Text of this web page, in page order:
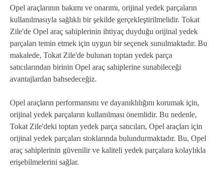
Opel araçlarının bakımı ve onarımı, orijinal yedek parçaların
kullanılmasıyla sağlıklı bir şekilde gerçekleştirilmelidir. Tokat
Zile'de Opel araç sahiplerinin ihtiyaç duyduğu orijinal yedek
parçaları temin etmek için uygun bir seçenek sunulmaktadır. Bu
makalede, Tokat Zile'de bulunan toptan yedek parça
satıcılarından birinin Opel araç sahiplerine sunabileceği
avantajlardan bahsedeceğiz.
Opel araçların performansını ve dayanıklılığını korumak için,
orijinal yedek parçaların kullanılması önemlidir. Bu nedenle,
Tokat Zile'deki toptan yedek parça satıcıları, Opel araçları için
orijinal yedek parçaları stoklarında bulundurmaktadır. Bu, Opel
araç sahiplerinin güvenilir ve kaliteli yedek parçalara kolaylıkla
erişebilmelerini sağlar.